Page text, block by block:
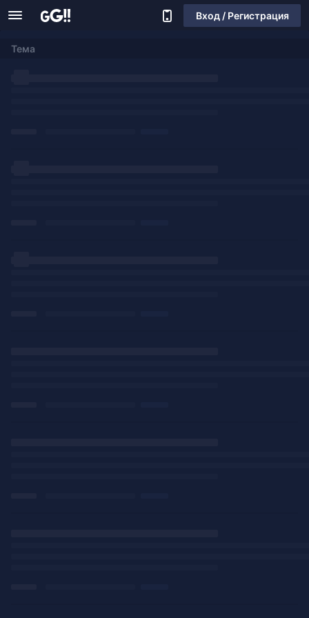
Вход / Регистрация
Тема